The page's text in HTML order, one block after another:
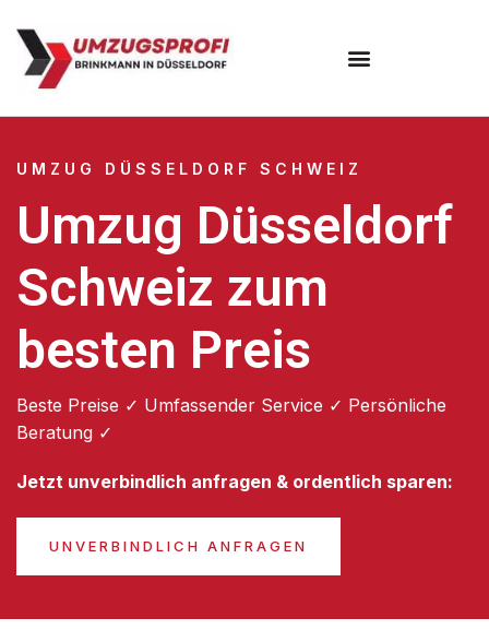
UMZUG DÜSSELDORF SCHWEIZ
Umzug Düsseldorf
Schweiz zum
besten Preis
Beste Preise ✓ Umfassender Service ✓ Persönliche
Beratung ✓
Jetzt unverbindlich anfragen & ordentlich sparen:
UNVERBINDLICH ANFRAGEN